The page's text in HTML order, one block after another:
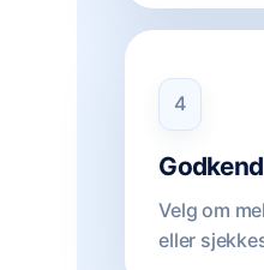
4
Velg om
eller